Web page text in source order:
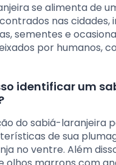
se alimenta de
nas cidades,
sementes e
por humanos,
identificar um
do sabiá-laranjeira
de sua
no ventre. Além